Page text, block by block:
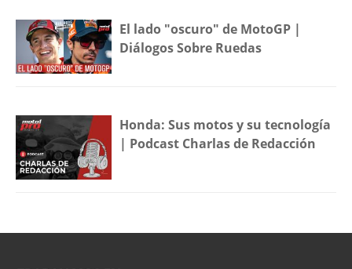
El lado "oscuro" de MotoGP |
Diálogos Sobre Ruedas
Honda: Sus motos y su tecnología
| Podcast Charlas de Redacción